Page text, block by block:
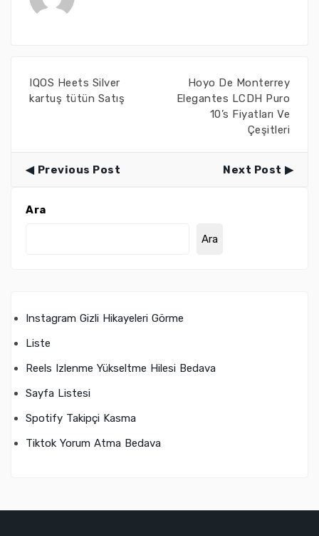
IQOS Heets Silver
kartuş tütün Satış
Hoyo De Monterrey
Elegantes LCDH Puro
10’s Fiyatları Ve
Çeşitleri
Previous Post Next Post
Ara
Ara
Instagram Gizli Hikayeleri Görme
Liste
Reels Izlenme Yükseltme Hilesi Bedava
Sayfa Listesi
Spotify Takipçi Kasma
Tiktok Yorum Atma Bedava